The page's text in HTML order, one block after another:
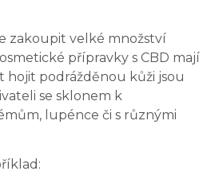
zakoupit velké množství
přípravky s CBD mají
hojit podrážděnou kůži jsou
se sklonem k
lupénce či s různými